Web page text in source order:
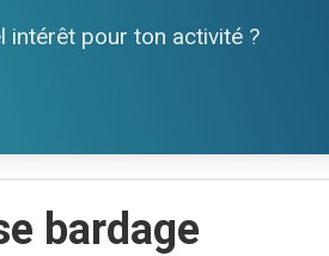
intérêt pour ton activité ?
bardage